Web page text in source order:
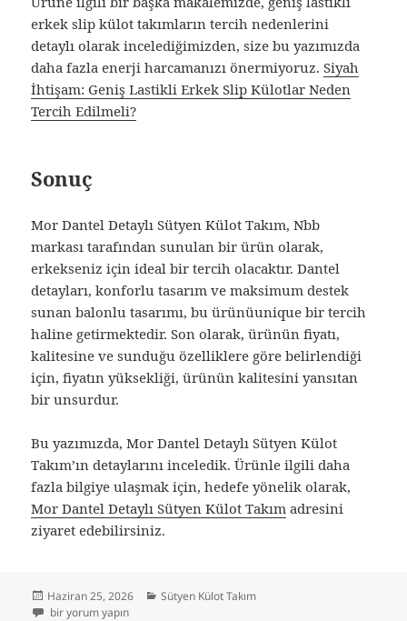
erkek slip külot takımların tercih nedenlerini
detaylı olarak incelediğimizden, size bu yazımızda
daha fazla enerji harcamanızı önermiyoruz.Siyah
İhtişam: Geniş Lastikli Erkek Slip Külotlar Neden
Tercih Edilmeli?
Sonuç
Mor Dantel Detaylı Sütyen Külot Takım, Nbb
markası tarafından sunulan bir ürün olarak,
erkekseniz için ideal bir tercih olacaktır. Dantel
detayları, konforlu tasarım ve maksimum destek
sunan balonlu tasarımı, bu ürünüunique bir tercih
haline getirmektedir. Son olarak, ürünün fiyatı,
kalitesine ve sunduğu özelliklere göre belirlendiği
için, fiyatın yüksekliği, ürünün kalitesini yansıtan
bir unsurdur.
Bu yazımızda, Mor Dantel Detaylı Sütyen Külot
Takım’ın detaylarını inceledik. Ürünle ilgili daha
fazla bilgiye ulaşmak için, hedefe yönelik olarak,
Mor Dantel Detaylı Sütyen Külot Takım adresini
ziyaret edebilirsiniz.
Yayın
tarihi
Haziran 25, 2026 Kategoriler
Sütyen Külot Takım
Dantel Elegansı: Mor Dantel Detaylı Sütyen Külot Takım İncelemesi için
bir yorum yapın